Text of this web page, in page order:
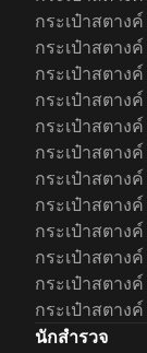
กระเป๋าสตาง
กระเป๋าสตาง
กระเป๋าสตาง
กระเป๋าสตาง
กระเป๋าสตาง
กระเป๋าสตาง
กระเป๋าสตางค์
กระเป๋าสตาง
กระเป๋าสตาง
กระเป๋าสตาง
กระเป๋าสตาง
กระเป๋าสตาง
นักสำรวจ